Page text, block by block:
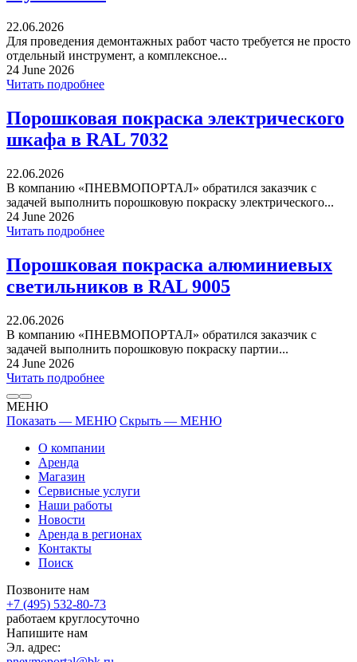
22.06.2026
Для проведения демонтажных работ часто требуется не просто
отдельный инструмент, а комплексное...
24 June 2026
Читать подробнее
Порошковая покраска электрического
шкафа в RAL 7032
22.06.2026
В компанию «ПНЕВМОПОРТАЛ» обратился заказчик с
задачей выполнить порошковую покраску электрического...
24 June 2026
Читать подробнее
Порошковая покраска алюминиевых
светильников в RAL 9005
22.06.2026
В компанию «ПНЕВМОПОРТАЛ» обратился заказчик с
задачей выполнить порошковую покраску партии...
24 June 2026
Читать подробнее
МЕНЮ
Показать — МЕНЮ Скрыть — МЕНЮ
О компании
Аренда
Магазин
Сервисные услуги
Наши работы
Новости
Аренда в регионах
Контакты
Поиск
Позвоните нам
+7 (495) 532-80-73
работаем круглосуточно
Напишите нам
Эл. адрес: